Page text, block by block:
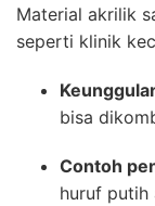
Material akrilik
seperti klinik
bisa
Contoh
huruf putih